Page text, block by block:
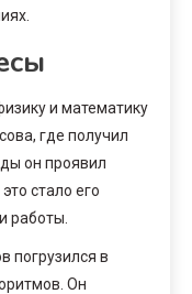
и математику
где получил
он проявил
стало его
работы.
погрузился в
Он